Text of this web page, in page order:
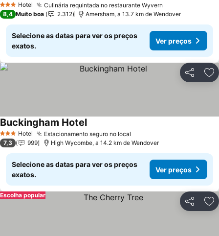
3 EstrelasHotel Culinária requintada no restaurante Wyvern
8,4 Muito boa 2.312 Amersham, a 13.7 km de Wendover
Selecione as datas para ver os preços
exatos.
Ver preços
Partilhar
3 EstrelasHotel Estacionamento seguro no local
Buckingham Hotel
7,3 999 High Wycombe, a 14.2 km de Wendover
Selecione as datas para ver os preços
exatos.
Ver preços
Partilhar
Escolha popular